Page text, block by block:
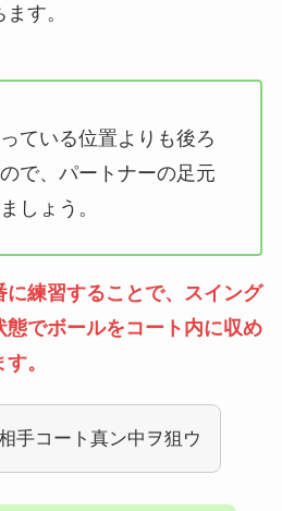
す。
ている位置よりも後ろ
で、パートナーの足元
しょう。
に練習することで、スイング
態でボールをコート内に収め
。
手コート真ン中ヲ狙ウ